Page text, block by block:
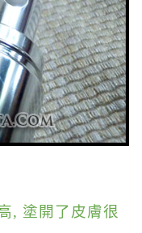
, 塗開了皮膚很